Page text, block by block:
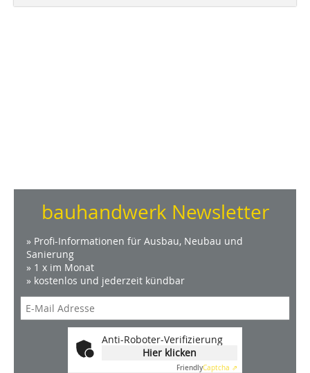
bauhandwerk Newsletter
» Profi-Informationen für Ausbau, Neubau und
Sanierung
» 1 x im Monat
» kostenlos und jederzeit kündbar
Anti-Roboter-Verifizierung
Hier klicken
FriendlyCaptcha ⇗